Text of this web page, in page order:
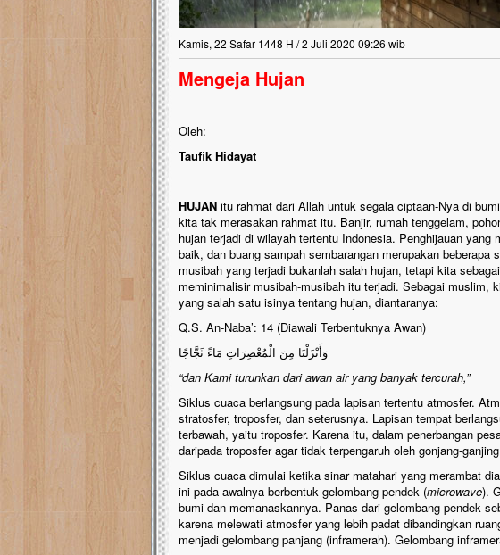
Kamis, 22 Safar 1448 H / 2 Juli 2020 09:26 wib
Mengeja Hujan
Oleh:
Taufik Hidayat
HUJAN itu rahmat dari Allah untuk segala ciptaan-Nya di
kita tak merasakan rahmat itu. Banjir, rumah tenggelam,
hujan terjadi di wilayah tertentu Indonesia. Penghijauan
baik, dan buang sampah sembarangan merupakan
musibah yang terjadi bukanlah salah hujan, tetapi kita
meminimalisir musibah-musibah itu terjadi. Sebagai muslim,
yang salah satu isinya tentang hujan, diantaranya:
Q.S. An-Naba’: 14 (Diawali Terbentuknya Awan)
وَأَنْزَلْنَا مِنَ الْمُعْصِرَاتِ مَاءً ثَجَّاجًا
“dan Kami turunkan dari awan air yang banyak tercurah,”
Siklus cuaca berlangsung pada lapisan tertentu atmosfer.
stratosfer, troposfer, dan seterusnya. Lapisan tempat
terbawah, yaitu troposfer. Karena itu, dalam penerbangan
daripada troposfer agar tidak terpengaruh oleh gonjang-
Siklus cuaca dimulai ketika sinar matahari yang merambat
ini pada awalnya berbentuk gelombang pendek (microwave).
bumi dan memanaskannya. Panas dari gelombang pendek
karena melewati atmosfer yang lebih padat dibandingkan
menjadi gelombang panjang (inframerah). Gelombang